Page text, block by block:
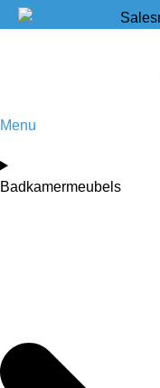
Menu
Badkamermeubels